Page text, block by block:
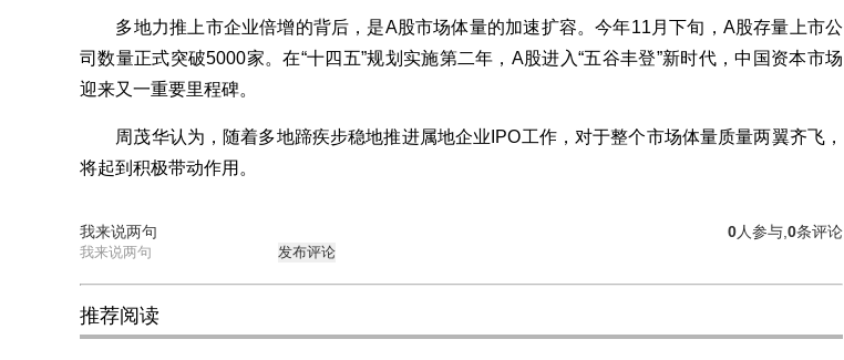
多地力推上市企业倍增的背后，是A股市场体量的加速扩容。今年11月下旬，A股存量上市公
司数量正式突破5000家。在“十四五”规划实施第二年，A股进入“五谷丰登”新时代，中国资本市场
迎来又一重要里程碑。
周茂华认为，随着多地蹄疾步稳地推进属地企业IPO工作，对于整个市场体量质量两翼齐飞，
将起到积极带动作用。
我来说两句 0条评论
0人参与,
发布评论
推荐阅读